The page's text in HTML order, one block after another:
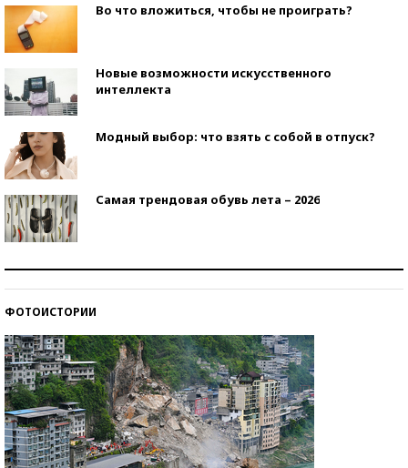
Во что вложиться, чтобы не проиграть?
Новые возможности искусственного
интеллекта
Модный выбор: что взять с собой в отпуск?
Самая трендовая обувь лета – 2026
ФОТОИСТОРИИ